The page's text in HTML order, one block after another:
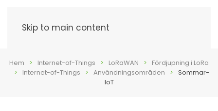
Skip to main content
Hem Internet-of-Things LoRaWAN
Fördjupning i LoRa
Internet-of-Things
Användningsområden
Sommar-
IoT